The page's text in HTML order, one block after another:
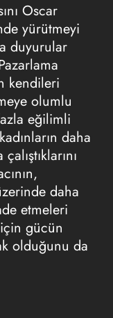
Oscar
yürütmeyi
duyurular
kendileri
olumlu
eğilimli
daha
daha
etmeleri
gücün
olduğunu da